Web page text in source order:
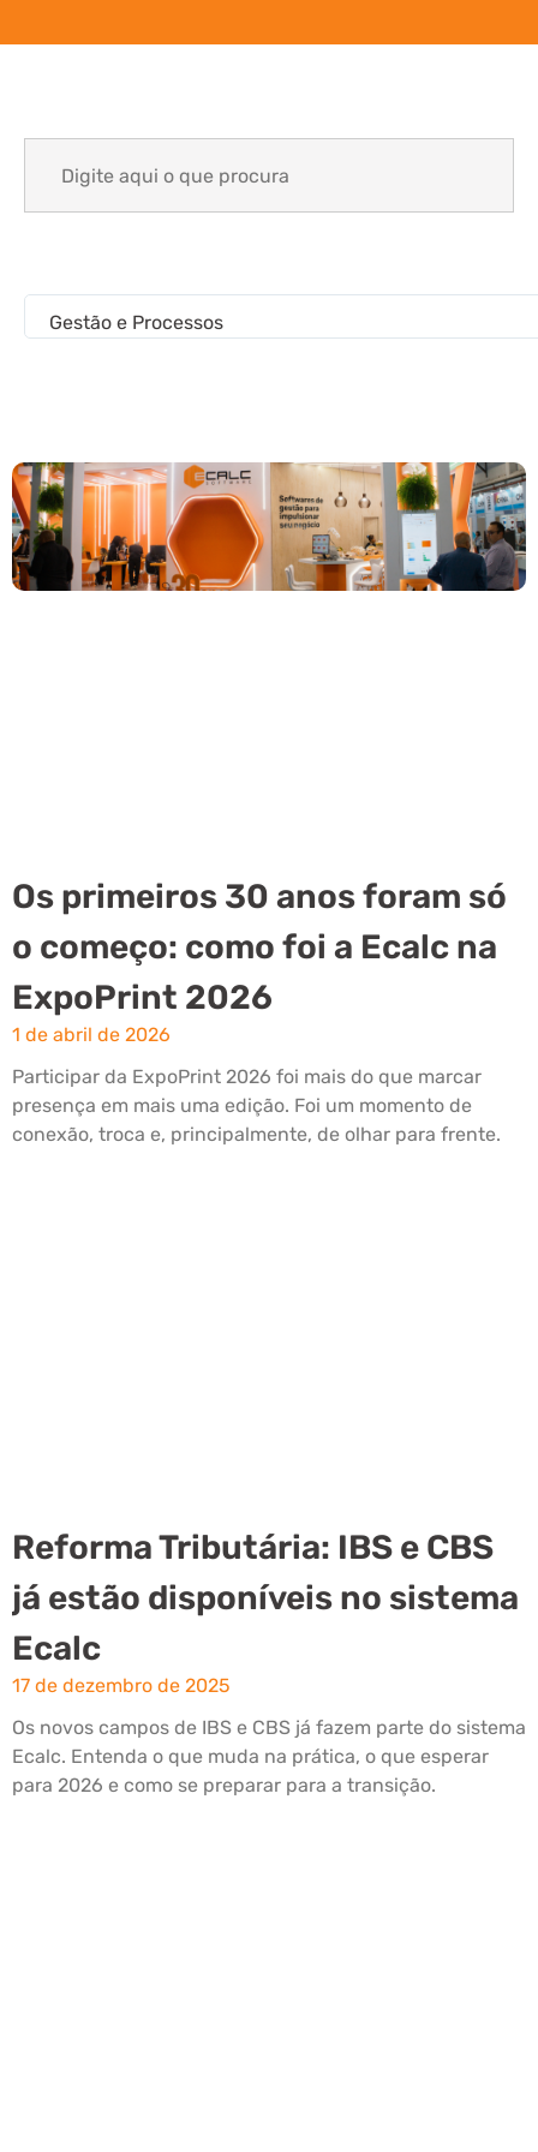
Search
Gestão e Processos
Os primeiros 30 anos foram só
o começo: como foi a Ecalc na
ExpoPrint 2026
1 de abril de 2026
Participar da ExpoPrint 2026 foi mais do que marcar
presença em mais uma edição. Foi um momento de
conexão, troca e, principalmente, de olhar para frente.
Reforma Tributária: IBS e CBS
já estão disponíveis no sistema
Ecalc
17 de dezembro de 2025
Os novos campos de IBS e CBS já fazem parte do sistema
Ecalc. Entenda o que muda na prática, o que esperar
para 2026 e como se preparar para a transição.